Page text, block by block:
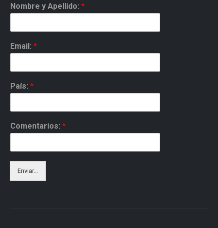
Nombre y Apellido: *
Email: *
País: *
Comentarios: *
Enviar...